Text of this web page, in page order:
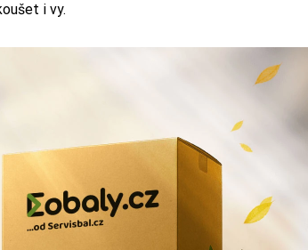
i vy.